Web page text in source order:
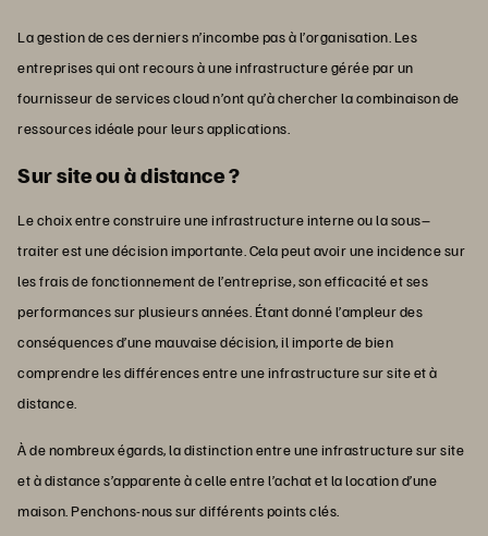
La gestion de ces derniers n’incombe pas à l’organisation. Les
entreprises qui ont recours à une infrastructure gérée par un
fournisseur de services cloud n’ont qu’à chercher la combinaison de
ressources idéale pour leurs applications.
Sur site ou à distance ?
Le choix entre construire une infrastructure interne ou la sous–
traiter est une décision importante. Cela peut avoir une incidence sur
les frais de fonctionnement de l’entreprise, son efficacité et ses
performances sur plusieurs années. Étant donné l’ampleur des
conséquences d’une mauvaise décision, il importe de bien
comprendre les différences entre une infrastructure sur site et à
distance.
À de nombreux égards, la distinction entre une infrastructure sur site
et à distance s’apparente à celle entre l’achat et la location d’une
maison. Penchons-nous sur différents points clés.